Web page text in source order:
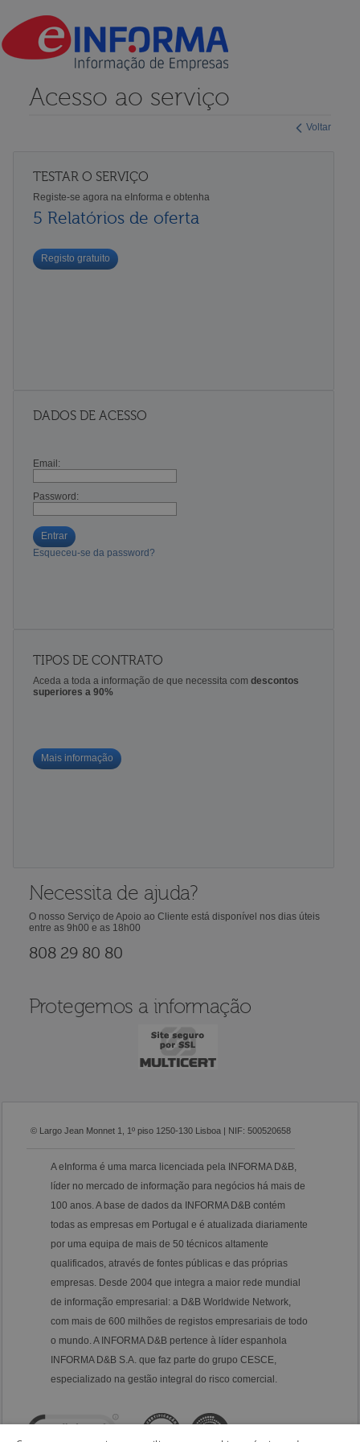
Voltar
Acesso ao serviço
TESTAR O SERVIÇO
Registe-se agora na eInforma e obtenha
5 Relatórios de oferta
Registo gratuito
DADOS DE ACESSO
Email:
Password:
Entrar
Esqueceu-se da password?
TIPOS DE CONTRATO
Aceda a toda a informação de que necessita com descontos
superiores a 90%
Mais informação
Necessita de ajuda?
O nosso Serviço de Apoio ao Cliente está disponível nos dias úteis
entre as 9h00 e as 18h00
808 29 80 80
Protegemos a informação
© Largo Jean Monnet 1, 1º piso 1250-130 Lisboa | NIF: 500520658
A eInforma é uma marca licenciada pela INFORMA D&B,
líder no mercado de informação para negócios há mais de
100 anos. A base de dados da INFORMA D&B contém
todas as empresas em Portugal e é atualizada diariamente
por uma equipa de mais de 50 técnicos altamente
qualificados, através de fontes públicas e das próprias
empresas. Desde 2004 que integra a maior rede mundial
de informação empresarial: a D&B Worldwide Network,
com mais de 600 milhões de registos empresariais de todo
o mundo. A INFORMA D&B pertence à líder espanhola
INFORMA D&B S.A. que faz parte do grupo CESCE,
especializado na gestão integral do risco comercial.